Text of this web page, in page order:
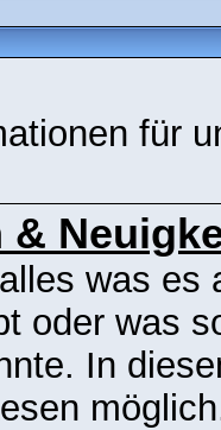
für
was es
oder was
In